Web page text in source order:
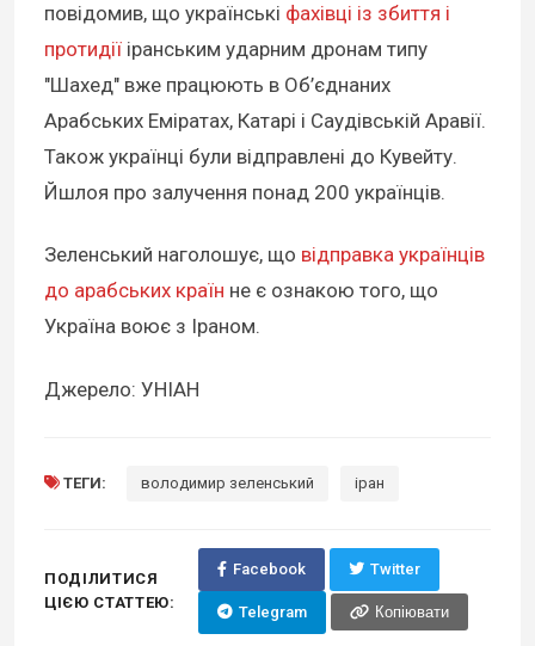
повідомив, що українські фахівці із збиття і
протидії іранським ударним дронам типу
"Шахед" вже працюють в Об’єднаних
Арабських Еміратах, Катарі і Саудівській Аравії.
Також українці були відправлені до Кувейту.
Йшлоя про залучення понад 200 українців.
Зеленський наголошує, що відправка українців
до арабських країн не є ознакою того, що
Україна воює з Іраном.
Джерело: УНІАН
ТЕГИ: володимир зеленський іран
ПОДІЛИТИСЯ
ЦІЄЮ СТАТТЕЮ:
Facebook Twitter
Telegram Копіювати